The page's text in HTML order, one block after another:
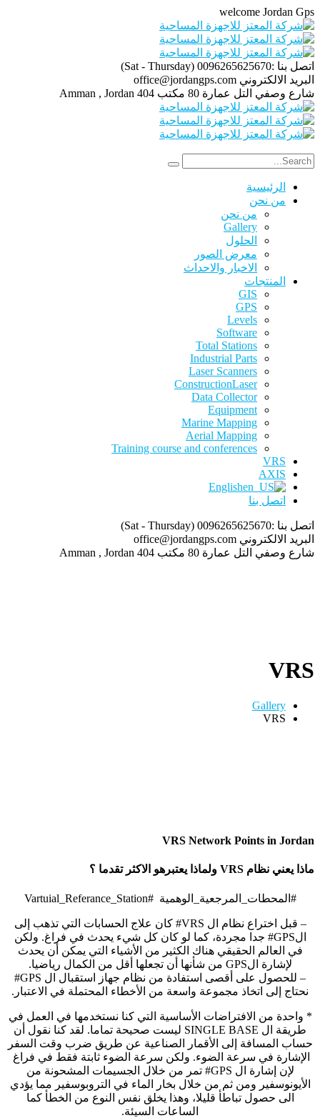
welcome Jordan Gps
اتصل بنا :0096265625670
(Sat - Thursday)
البريد الالكتروني office@jordangps.com
شارع وصفي التل عمارة 80 مكتب 404
Amman , Jordan
الرئيسية
من نحن
من نحن
Gallery
الحلول
معرض الصور
الاخبار والاحداث
المنتجات
GIS
GPS
Levels
Software
Total Stations
Industrial Parts
Laser Scanners
ConstructionLaser
Data Collector
Equipment
Marine Mapping
Aerial Mapping
Training course and conferences
VRS
AXIS
English
اتصل بنا
اتصل بنا :0096265625670
(Sat - Thursday)
البريد الالكتروني office@jordangps.com
شارع وصفي التل عمارة 80 مكتب 404
Amman , Jordan
VRS
Gallery
VRS
VRS Network Points in Jordan
ماذا يعني نظام VRS ولماذا يعتبرهو الاكثر تقدما ؟
#المحطات_المرجعية_الوهمية #Vartuial_Referance_Station
– قبل اختراع نظام ال VRS# كان علاج الحسابات التي تذهب إلى
الGPS# جدا مجردة، كما لو كان كل شيء يحدث في فراغ. ولكن
في العالم الحقيقي هناك الكثير من الأشياء التي يمكن أن يحدث
لإشارة الGPS من شأنها أن تجعلها أقل من الكمال رياضيا.
– للحصول على أقصى استفادة من نظام جهاز استقبال ال GPS#
نحتاج إلى اتخاذ مجموعة واسعة من الأخطاء المحتملة في الاعتبار.
* واحدة من الافتراضات الأساسية التي كنا نستخدمها في العمل في
طريقة ال SINGLE BASE ليست صحيحة تماما. لقد كنا نقول أن
حساب المسافة إلى الأقمار الصناعية عن طريق ضرب وقت السفر
الإشارة في سرعة الضوء. ولكن سرعة الضوء ثابتة فقط في فراغ
لإن إشارة ال GPS# تمر من خلال الجسيمات المشحونة من
الأيونوسفير ومن ثم من خلال بخار الماء في التروبوسفير مما يؤدي
الى حصول تباطأ قليلا، وهذا يخلق نفس النوع من الخطأ كما
الساعات السيئة.